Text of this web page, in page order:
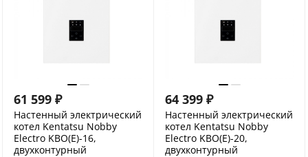
61 599 ₽
Настенный электрический
котел Kentatsu Nobby
Electro KBO(E)-16,
двухконтурный
64 399 ₽
Настенный электрический
котел Kentatsu Nobby
Electro KBO(E)-20,
двухконтурный